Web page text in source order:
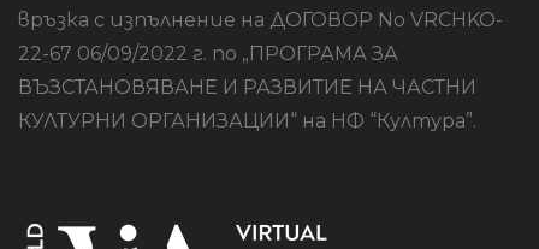
връзка с изпълнение на ДОГОВОР No VRCHKO-
22-67 06/09/2022 г. по „ПРОГРАМА ЗА
ВЪЗСТАНОВЯВАНЕ И РАЗВИТИЕ НА ЧАСТНИ
КУЛТУРНИ ОРГАНИЗАЦИИ“ на НФ “Култура”.